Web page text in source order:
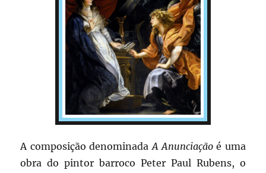
A composição denominadaA Anunciaçãoé uma
obra do pintor barroco Peter Paul Rubens, o